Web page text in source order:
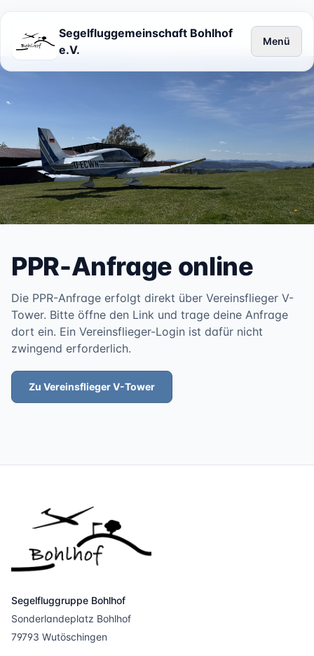
Segelfluggemeinschaft Bohlhof
e.V.
Menü
PPR-Anfrage online
Die PPR-Anfrage erfolgt direkt über Vereinsflieger V-
Tower. Bitte öffne den Link und trage deine Anfrage
dort ein. Ein Vereinsflieger-Login ist dafür nicht
zwingend erforderlich.
Zu Vereinsflieger V-Tower
Segelfluggruppe Bohlhof
Sonderlandeplatz Bohlhof
79793 Wutöschingen